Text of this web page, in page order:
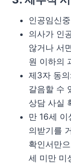
인공임신
의사가 인
않거나 서
원 이하의
제3자 동
갈음할 수
상담 사실
만 16세 이
의받기를
확인서만
세 미만 미